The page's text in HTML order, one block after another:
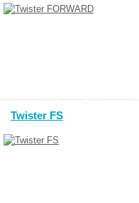
Twister FS